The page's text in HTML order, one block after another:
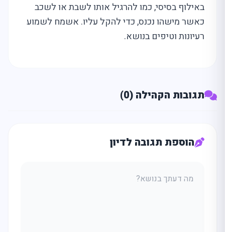
באילוף בסיסי, כמו להרגיל אותו לשבת או לשכב
כאשר מישהו נכנס, כדי להקל עליו. אשמח לשמוע
רעיונות וטיפים בנושא.
תגובות הקהילה (0)
הוספת תגובה לדיון